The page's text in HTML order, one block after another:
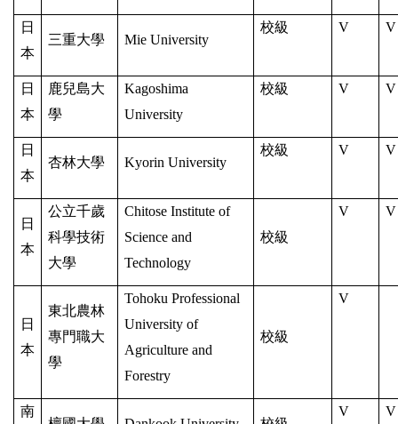
日
本
三重大學 Mie University
校級 V V
日
本
鹿兒島大
學
Kagoshima
University
校級 V V
日
本
杏林大學 Kyorin University
校級 V V
日
本
公立千歲
科學技術
大學
Chitose Institute of
Science and
Technology
校級
V V
日
本
東北農林
專門職大
學
Tohoku Professional
University of
Agriculture and
Forestry
校級
V
南
V V